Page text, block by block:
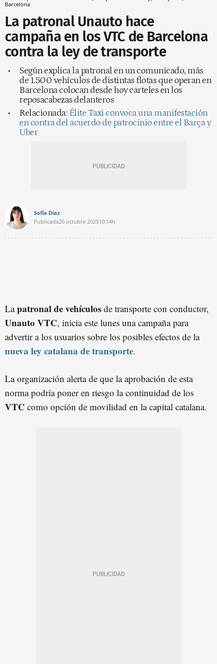
Barcelona
La patronal Unauto hace
campaña en los VTC de Barcelona
contra la ley de transporte
Según explica la patronal en un comunicado, más
de 1.500 vehículos de distintas flotas que operan en
Barcelona colocan desde hoy carteles en los
reposacabezas delanteros
Relacionada: Élite Taxi convoca una manifestación
en contra del acuerdo de patrocinio entre el Barça y
Uber
Sofía Díaz
Publicada20 octubre 202510:14h
Lapatronal de vehículos de transporte con conductor,
Unauto VTC, inicia este lunes una campaña para
advertir a los usuarios sobre los posibles efectos de la
nueva ley catalana de transporte.
La organización alerta de que la aprobación de esta
norma podría poner en riesgo la continuidad de los
VTC como opción de movilidad en la capital catalana.